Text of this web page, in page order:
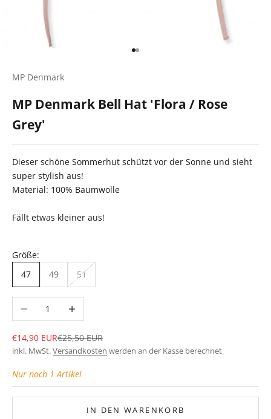
Gehe zu Element 1
Gehe zu Element 2
MP Denmark
MP Denmark Bell Hat 'Flora / Rose
Grey'
Dieser schöne Sommerhut schützt vor der Sonne und sieht
super stylish aus!
Material: 100% Baumwolle
Fällt etwas kleiner aus!
Größe:
47
49 51
Anzahl verringernAnzahl erhöhen
Angebot
€14,90 EURRegulärer Preis
€25,50 EUR
inkl. MwSt.Versandkosten werden an der Kasse berechnet
Nur noch 1 Artikel
IN DEN WARENKORB